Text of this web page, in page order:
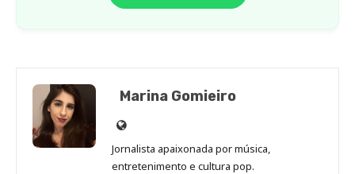
Marina Gomieiro
Site
de
Marina
Jornalista apaixonada por música,
entretenimento e cultura pop.